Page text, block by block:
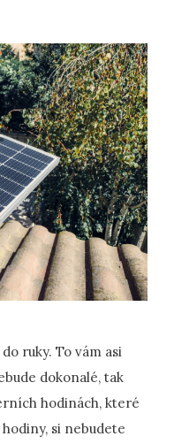
ruky. To vám asi
dokonalé, tak
hodinách, které
si nebudete